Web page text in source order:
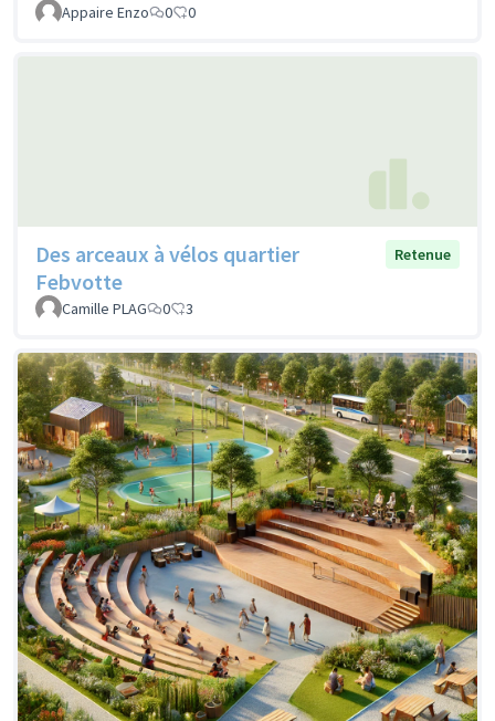
Appaire Enzo
0 0
Des arceaux à vélos quartier
Febvotte
Retenue
Camille PLAG 0 3